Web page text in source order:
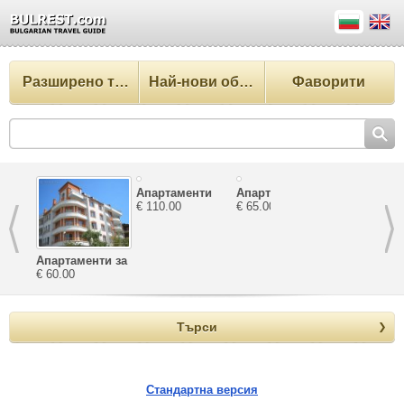
Разширено търсене Най-нови обекти Фаворити
Апартаменти за
почивка
€ 60.00
Апартаменти
Зефира
€ 110.00
Апартаменти
Велека
€ 65.00
Катерина
Търси
Стандартна версия